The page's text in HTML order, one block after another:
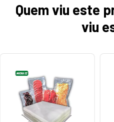
Quem viu este
viu